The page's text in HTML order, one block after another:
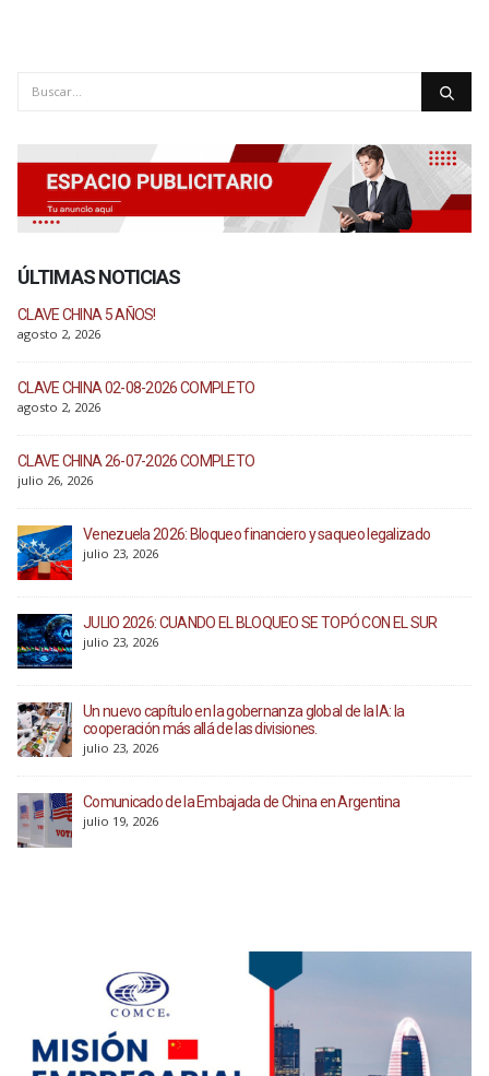
ÚLTIMAS NOTICIAS
CLAVE CHINA 5 AÑOS!
agosto 2, 2026
CLAVE CHINA 02-08-2026 COMPLETO
agosto 2, 2026
CLAVE CHINA 26-07-2026 COMPLETO
julio 26, 2026
Venezuela 2026: Bloqueo financiero y saqueo legalizado
julio 23, 2026
JULIO 2026: CUANDO EL BLOQUEO SE TOPÓ CON EL SUR
julio 23, 2026
Un nuevo capítulo en la gobernanza global de la IA: la
cooperación más allá de las divisiones.
julio 23, 2026
Comunicado de la Embajada de China en Argentina
julio 19, 2026